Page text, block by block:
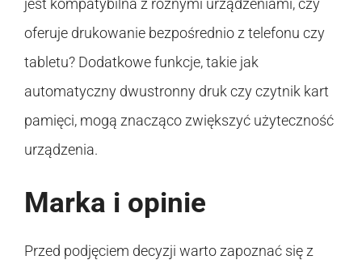
jest kompatybilna z różnymi urządzeniami, czy
oferuje drukowanie bezpośrednio z telefonu czy
tabletu? Dodatkowe funkcje, takie jak
automatyczny dwustronny druk czy czytnik kart
pamięci, mogą znacząco zwiększyć użyteczność
urządzenia.
Marka i opinie
Przed podjęciem decyzji warto zapoznać się z